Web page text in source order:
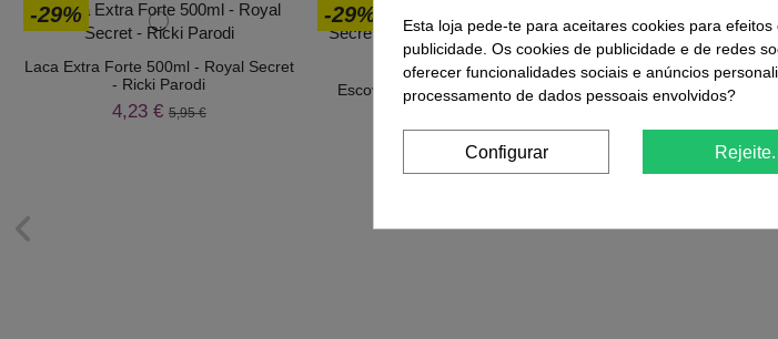
-29%
Laca Extra Forte 500ml - Royal Secret
- Ricki Parodi
4,23 € 5,95 €
-29%
Escova VentBrush Estreita Royal
Secret - Ricki Parodi
3,18 €
-25%
12 Bigoudis Verde/
Esta loja pede-te para aceitares cookies para
publicidade. Os cookies de publicidade e de redes
oferecer funcionalidades sociais e anúncios
processamento de dados pessoais envolvidos?
Configurar Rejeite.